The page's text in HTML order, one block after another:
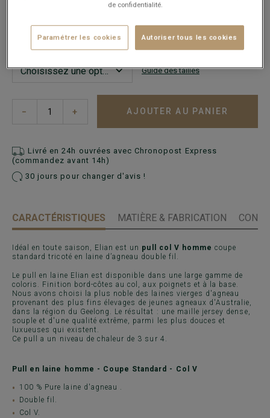
Guide des tailles
− + AJOUTER AU PANIER
Livré en 24h ouvrées avec Chronopost Express
(commandez avant 14h)
30 jours pour changer d'avis !
CARACTÉRISTIQUES MATIÈRE & FABRICATION
Idéal en toute saison, Elian est un pull col V homme coupe
standard tricoté en laine d’agneau double fil.
Le pull en laine Elian est disponible dans une large gamme de
coloris. Finition bord-côtes au col, aux poignets et à la base.
Nous avons choisi la plus noble des laines vierges d'agneau
provenant des plus fins élevages de jeunes agneaux d'Australie,
dans la région du Geelong. Le résultat : une maille jersey dense,
souple et d'une qualité extrême, parmi les plus douces et
luxueuses qui existent.
Ce pull a un niveau de chaleur de 3 sur 4.
Pull en laine homme - Coupe Standard - Col V
100 % Pure laine d'agneau .
Double fil.
Col V.
de confidentialité.
Paramétrer les cookies Autoriser tous les cookies